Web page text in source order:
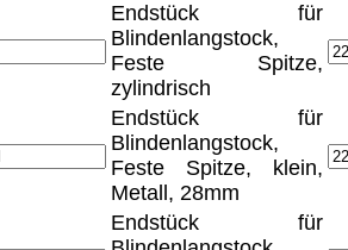
Endstück für
Blindenlangstock,
Feste Spitze,
zylindrisch
Endstück für
Blindenlangstock,
Feste Spitze, klein,
Metall, 28mm
Endstück für